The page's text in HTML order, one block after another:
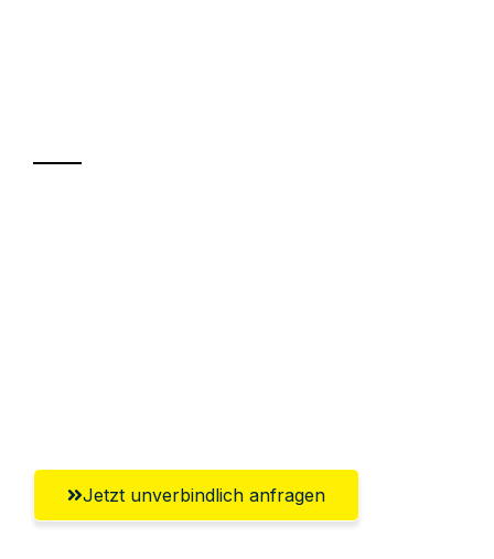
Jetzt unverbindlich anfragen